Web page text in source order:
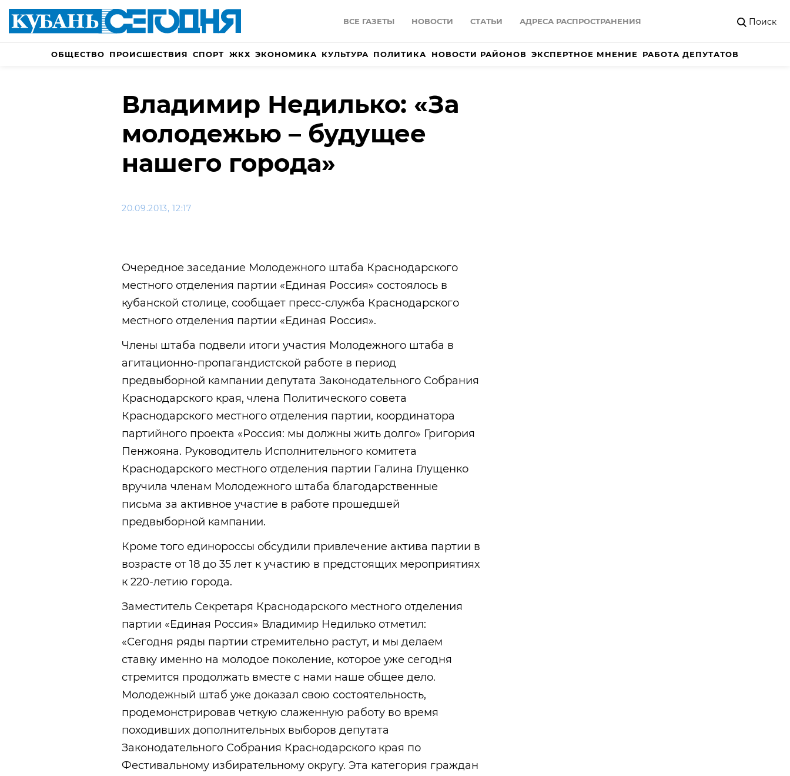
ВСЕ ГАЗЕТЫ НОВОСТИ СТАТЬИ АДРЕСА РАСПРОСТРАНЕНИЯ Поиск
ОБЩЕСТВО ПРОИСШЕСТВИЯ СПОРТ ЖКХ ЭКОНОМИКА КУЛЬТУРА ПОЛИТИКА НОВОСТИ РАЙОНОВ ЭКСПЕРТНОЕ МНЕНИЕ РАБОТА ДЕПУТАТОВ
Владимир Недилько: «За
молодежью – будущее
нашего города»
20.09.2013, 12:17
Очередное заседание Молодежного штаба Краснодарского
местного отделения партии «Единая Россия» состоялось в
кубанской столице, сообщает пресс-служба Краснодарского
местного отделения партии «Единая Россия».
Члены штаба подвели итоги участия Молодежного штаба в
агитационно-пропагандистской работе в период
предвыборной кампании депутата Законодательного Собрания
Краснодарского края, члена Политического совета
Краснодарского местного отделения партии, координатора
партийного проекта «Россия: мы должны жить долго» Григория
Пенжояна. Руководитель Исполнительного комитета
Краснодарского местного отделения партии Галина Глущенко
вручила членам Молодежного штаба благодарственные
письма за активное участие в работе прошедшей
предвыборной кампании.
Кроме того единороссы обсудили привлечение актива партии в
возрасте от 18 до 35 лет к участию в предстоящих мероприятиях
к 220-летию города.
Заместитель Секретаря Краснодарского местного отделения
партии «Единая Россия» Владимир Недилько отметил:
«Сегодня ряды партии стремительно растут, и мы делаем
ставку именно на молодое поколение, которое уже сегодня
стремится продолжать вместе с нами наше общее дело.
Молодежный штаб уже доказал свою состоятельность,
продемонстрировав четкую слаженную работу во время
походивших дополнительных выборов депутата
Законодательного Собрания Краснодарского края по
Фестивальному избирательному округу. Эта категория граждан